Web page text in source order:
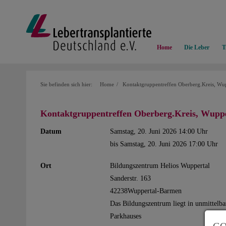
Home Die Leber
Sie befinden sich hier: Home Kontaktgruppentreffen Oberberg.Kreis,
Kontaktgruppentreffen Oberberg.Kreis,
Datum
Samstag, 20. Juni 2026 14:00 Uhr
bis Samstag, 20. Juni 2026 17:00 Uhr
Ort
Bildungszentrum Helios Wuppertal
Sanderstr. 163
42238Wuppertal-Barmen
Das Bildungszentrum liegt in
Parkhauses